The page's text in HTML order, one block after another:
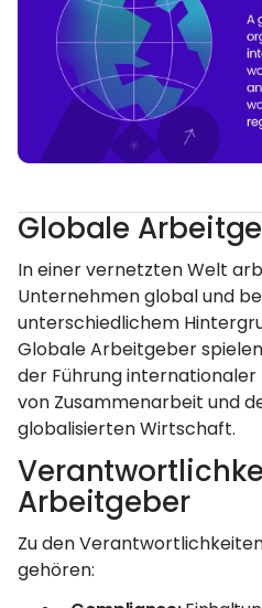
Globale
In einer vernetzten Welt
Unternehmen global und
unterschiedlichem
Globale Arbeitgeber
der Führung internationaler
von Zusammenarbeit und
globalisierten Wirtschaft.
Arbeitgeber
Zu den
gehören: